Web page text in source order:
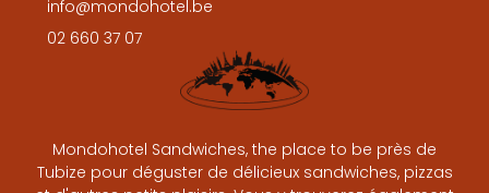
Mondohotel Sandwiches, the place to be près de
Tubize pour déguster de délicieux sandwiches, pizzas
info@mondohotel.be
02 660 37 07